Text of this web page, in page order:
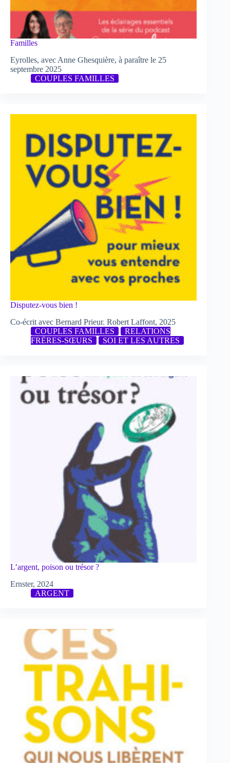
Familles
Eyrolles, avec Anne Ghesquière, à paraître le 25
septembre 2025
COUPLES FAMILLES
Disputez-vous bien !
Co-écrit avec Bernard Prieur. Robert Laffont, 2025
COUPLES FAMILLES
RELATIONS
FRÈRES-SŒURS
SOI ET LES AUTRES
L’argent, poison ou trésor ?
Ernster, 2024
ARGENT